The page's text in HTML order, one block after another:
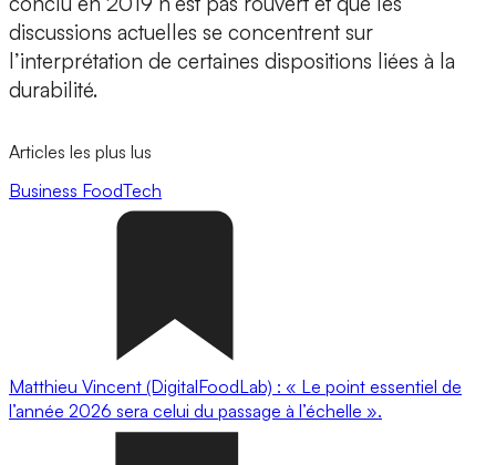
discussions actuelles se concentrent sur
l’interprétation de certaines dispositions liées à la
durabilité.
Articles les plus lus
Business FoodTech
Matthieu Vincent (DigitalFoodLab) : « Le point essentiel de
l’année 2026 sera celui du passage à l’échelle ».